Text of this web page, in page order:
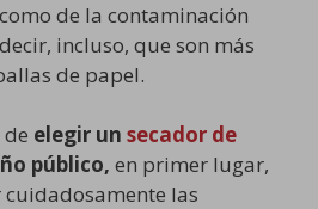
de la contaminación
incluso, que son más
de papel.
elegir un secador de
público, en primer lugar,
las